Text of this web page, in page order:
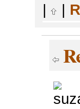
|
|